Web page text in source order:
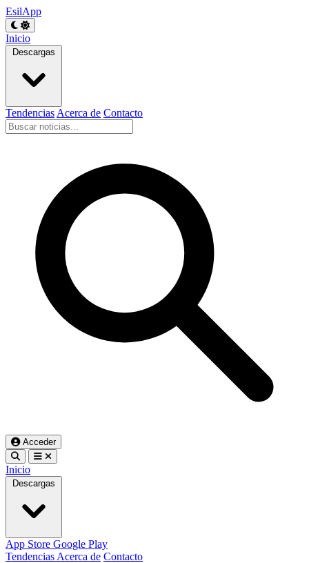
EsilApp
Inicio
Descargas
Tendencias Acerca de Contacto
Acceder
Inicio
Descargas
App Store Google Play
Tendencias Acerca de Contacto